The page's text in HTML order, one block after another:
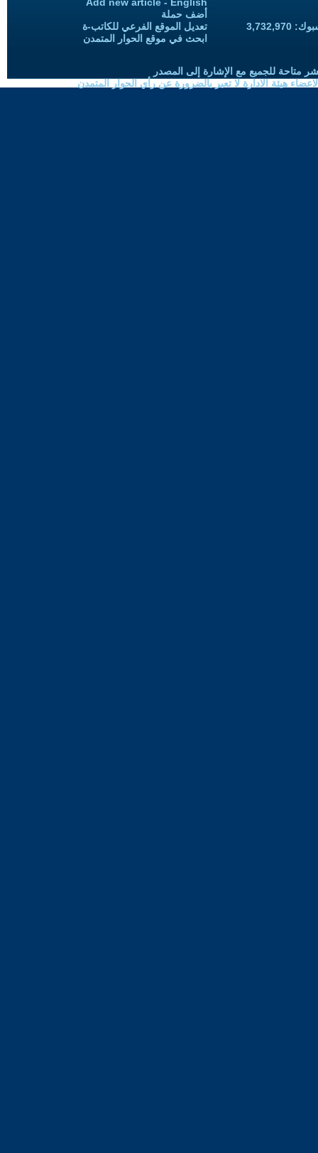
أضف حملة
تعديل الموقع الفرعي للكاتب-ة
ابحث في موقع الحوار المتمدن
متاحة للجميع مع الإشارة إلى المصدر
هيئة الادارة لا تعبر بالضرورة عن رأي الحوار المتمدن